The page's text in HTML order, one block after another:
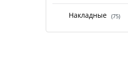
Накладные (75)